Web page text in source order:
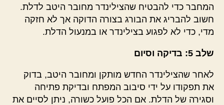
המחבר כדי להבטיח שהצילינדר מחובר היטב לדלת.
חשוב להבריג את הבורג בצורה הדוקה אך לא חזקה
מדי, כדי לא לפגוע בצילינדר או במנעול הדלת.
שלב 5: בדיקה וסיום
לאחר שהצילינדר החדש מותקן ומחובר היטב, בדוק
את תפקודו על ידי סיבוב המפתח ובדיקת פתיחה
וסגירה של הדלת. אם הכל פועל כשורה, ניתן לסיים את